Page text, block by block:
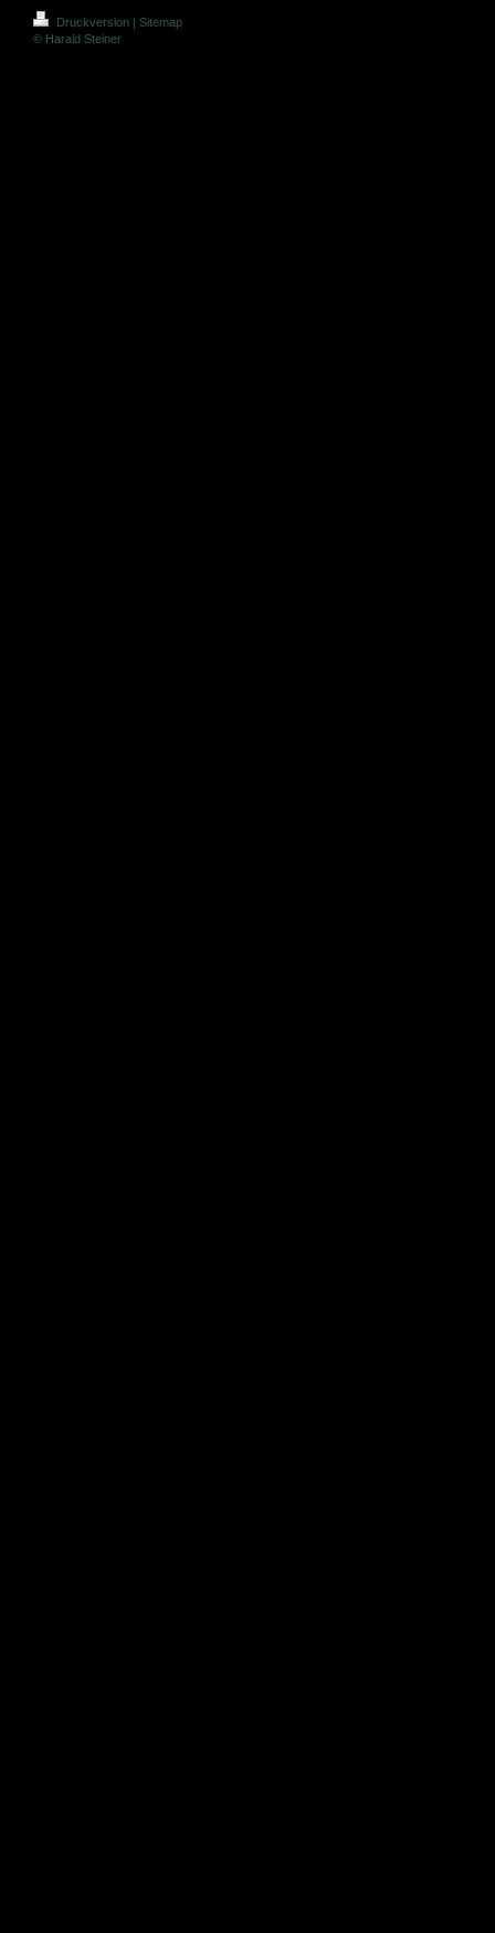
Druckversion | Sitemap
© Harald Steiner